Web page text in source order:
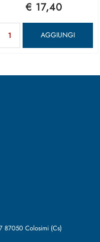
€ 17,40
AGGIUNGI
87050 Colosimi (Cs)